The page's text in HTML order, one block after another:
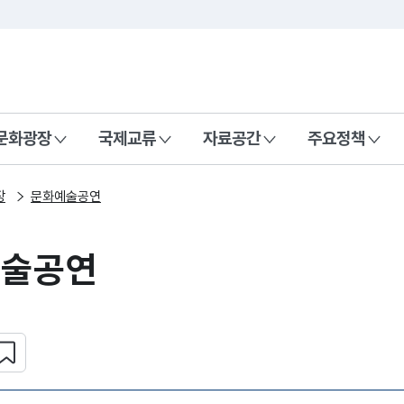
화광장 국제교류 자료공간 주요정책
문화예술공연
공연
콘텐츠 설정하기